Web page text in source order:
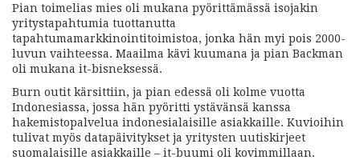
Pian toimelias mies oli mukana pyörittämässä isojakin
yritystapahtumia tuottanutta
tapahtumamarkkinointitoimistoa, jonka hän myi pois 2000-
luvun vaihteessa. Maailma kävi kuumana ja pian Backman
oli mukana it-bisneksessä.
Burn outit kärsittiin, ja pian edessä oli kolme vuotta
Indonesiassa, jossa hän pyöritti ystävänsä kanssa
hakemistopalvelua indonesialaisille asiakkaille. Kuvioihin
tulivat myös datapäivitykset ja yritysten uutiskirjeet
suomalaisille asiakkaille – it-buumi oli kovimmillaan.